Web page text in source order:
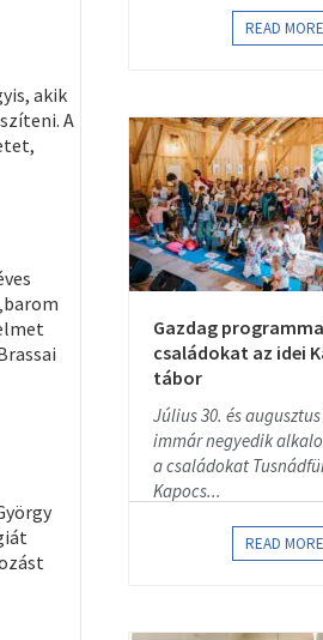
akik
A
READ MORE
Gazdag
családokat az idei
tábor
Július 30. és
immár negyedik
a családokat
Kapocs...
READ MORE